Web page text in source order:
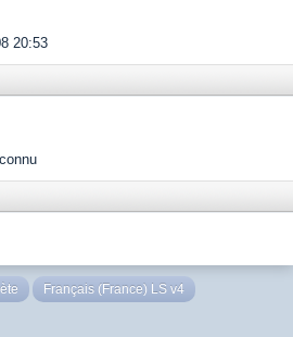
20:53
Français (France) LS v4